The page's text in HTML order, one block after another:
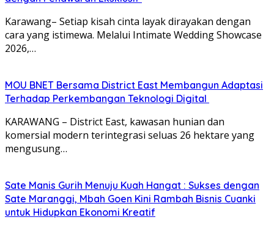
Karawang– Setiap kisah cinta layak dirayakan dengan
cara yang istimewa. Melalui Intimate Wedding Showcase
2026,…
MOU BNET Bersama District East Membangun Adaptasi
Terhadap Perkembangan Teknologi Digital
KARAWANG – District East, kawasan hunian dan
komersial modern terintegrasi seluas 26 hektare yang
mengusung…
Sate Manis Gurih Menuju Kuah Hangat : Sukses dengan
Sate Maranggi, Mbah Goen Kini Rambah Bisnis Cuanki
untuk Hidupkan Ekonomi Kreatif